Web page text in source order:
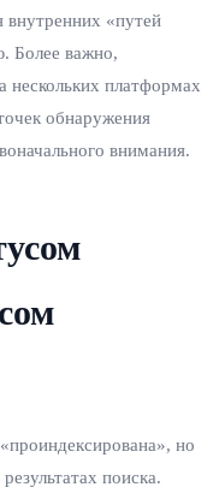
внутренних «путей
Более важно,
нескольких платформах
обнаружения
внимания.
но
поиска.